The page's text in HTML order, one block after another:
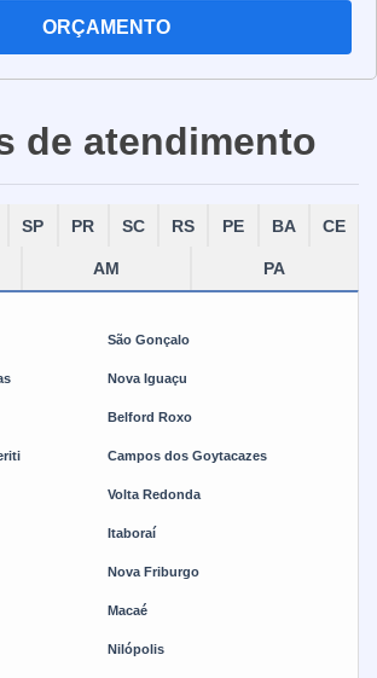
Os alicates de pressão são muito
ser usados em diversas aplicações.
resistentes e possuem um design
materiais de alta qualidade, o que
e resistência. Os alicates de
e eficiente para realizar reparos e
são fáceis de usar e oferecem
e seguros. Se você precisa de uma
alicates de pressão são a melhor opção.
resultados precisos e seguros, além
e esforço.
ORÇAMENTO
de atendimento
SP PR SC RS PE BA CE
AM PA
São Gonçalo
Nova Iguaçu
Belford Roxo
Campos dos Goytacazes
Volta Redonda
Itaboraí
Nova Friburgo
Macaé
Nilópolis